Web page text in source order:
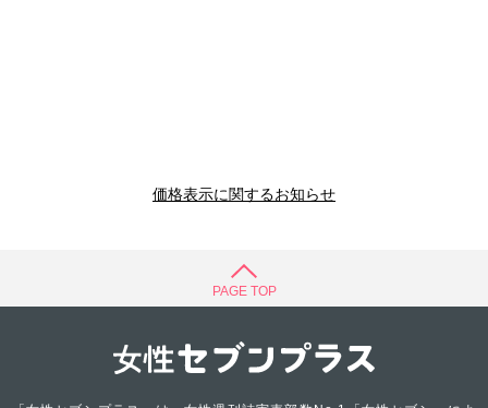
価格表示に関するお知らせ
PAGE TOP